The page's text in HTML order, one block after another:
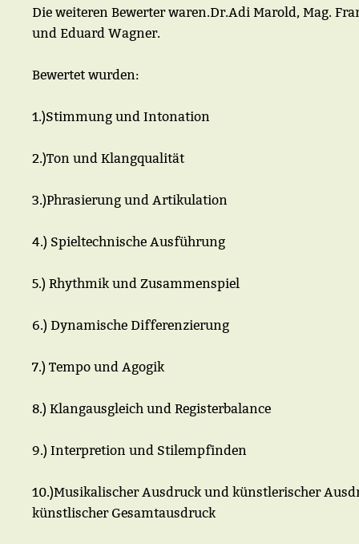
Die weiteren Bewerter waren.Dr.Adi Marold, Mag.
und Eduard Wagner.
Bewertet wurden:
1.)Stimmung und Intonation
2.)Ton und Klangqualität
3.)Phrasierung und Artikulation
4.) Spieltechnische Ausführung
5.) Rhythmik und Zusammenspiel
6.) Dynamische Differenzierung
7.) Tempo und Agogik
8.) Klangausgleich und Registerbalance
9.) Interpretion und Stilempfinden
10.)Musikalischer Ausdruck und künstlerischer
künstlischer Gesamtausdruck